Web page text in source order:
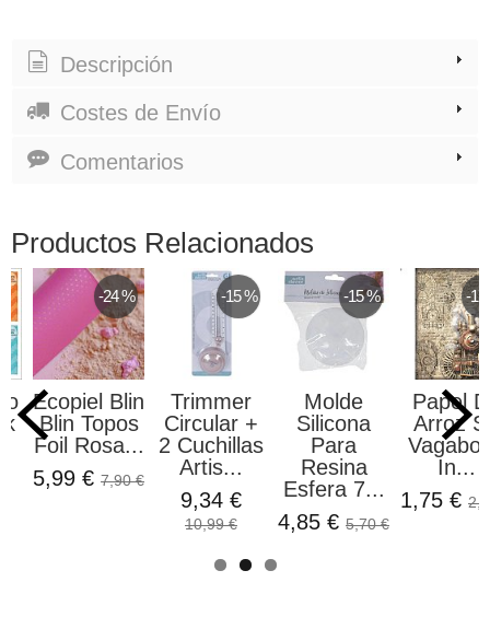
Descripción
Costes de Envío
Comentarios
Productos Relacionados
o
-24 %
Ecopiel Blin
Blin Topos
Foil Rosa...
5,99 € 7,90 €
-15 %
Trimmer
Circular +
2 Cuchillas
Artis...
9,34 €
10,99 €
-15 %
Molde
Silicona
Para
Resina
Esfera 7...
4,85 € 5,70 €
-17
Papel
Arroz
In...
1,75 €